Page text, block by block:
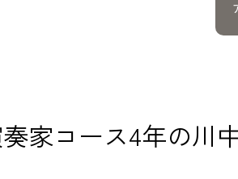
家コース4年の川